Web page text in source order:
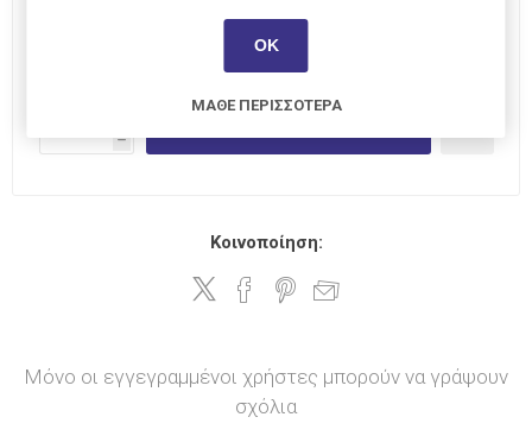
€3,40
h
Κοινοποίηση:
Μόνο οι εγγεγραμμένοι χρήστες μπορούν να γράψουν
σχόλια
ΟΚ
ΜΆΘΕ ΠΕΡΙΣΣΌΤΕΡΑ